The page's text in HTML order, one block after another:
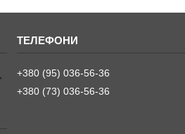
+380 (95) 036-56-36
+380 (73) 036-56-36